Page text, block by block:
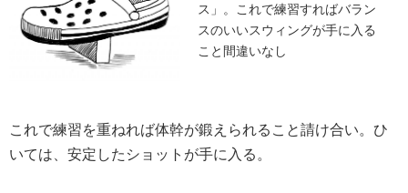
ス」。これで練習すればバラン
スのいいスウィングが手に入る
こと間違いなし
これで練習を重ねれば体幹が鍛えられること請け合い。ひ
いては、安定したショットが手に入る。